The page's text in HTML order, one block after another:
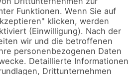
11
12
mueller.de